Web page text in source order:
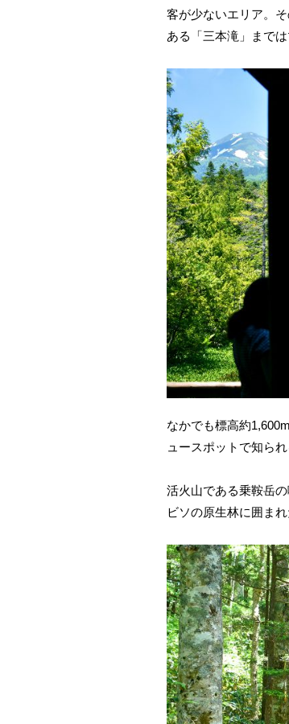
客が少ないエリア。
ある「三本滝」まで
なかでも標高約
ュースポットで知ら
活火山である乗鞍岳
ビソの原生林に囲ま